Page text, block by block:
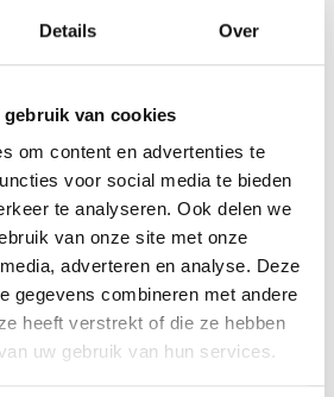
Details Over
gebruik van cookies
om content en advertenties te
voor social media te bieden
te analyseren. Ook delen we
van onze site met onze
adverteren en analyse. Deze
gegevens combineren met andere
heeft verstrekt of die ze hebben
uw gebruik van hun services.